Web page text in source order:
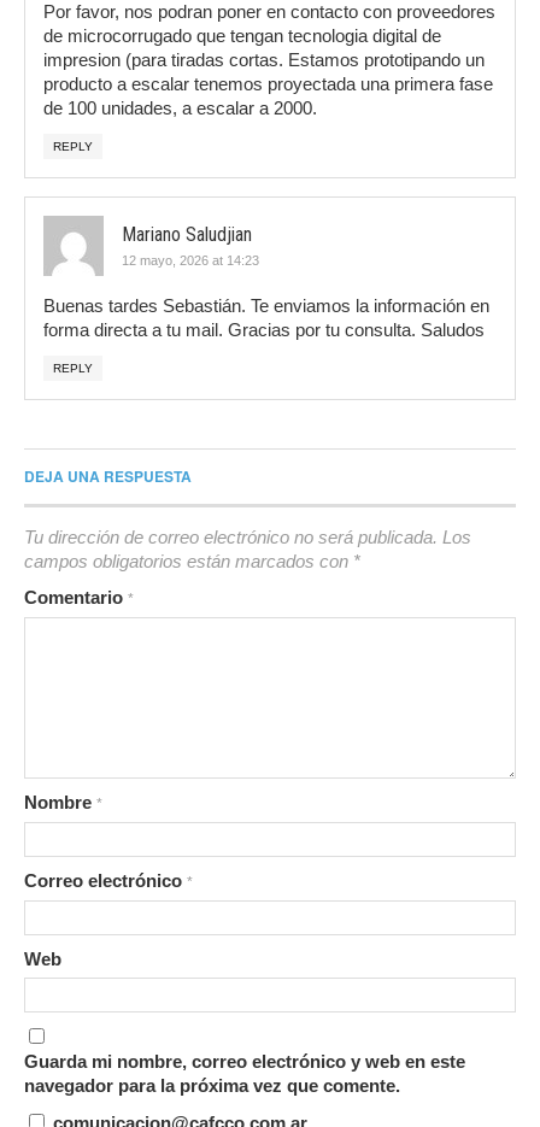
Por favor, nos podran poner en contacto con proveedores
de microcorrugado que tengan tecnologia digital de
impresion (para tiradas cortas. Estamos prototipando un
producto a escalar tenemos proyectada una primera fase
de 100 unidades, a escalar a 2000.
REPLY
Mariano Saludjian
12 mayo, 2026 at 14:23
Buenas tardes Sebastián. Te enviamos la información en
forma directa a tu mail. Gracias por tu consulta. Saludos
REPLY
DEJA UNA RESPUESTA
Tu dirección de correo electrónico no será publicada. Los
campos obligatorios están marcados con *
Comentario *
Nombre *
Correo electrónico *
Web
Guarda mi nombre, correo electrónico y web en este
navegador para la próxima vez que comente.
comunicacion@cafcco.com.ar